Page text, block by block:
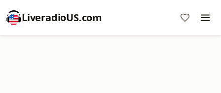
LiveradioUS.com